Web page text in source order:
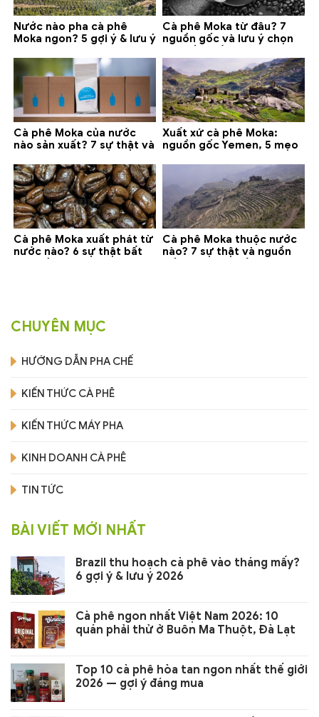
Nước nào pha cà phê
Moka ngon? 5 gợi ý & lưu ý
Cà phê Moka từ đâu? 7
nguồn gốc và lưu ý chọn
Cà phê Moka của nước
nào sản xuất? 7 sự thật và
Xuất xứ cà phê Moka:
nguồn gốc Yemen, 5 mẹo
Cà phê Moka xuất phát từ
nước nào? 6 sự thật bất
Cà phê Moka thuộc nước
nào? 7 sự thật và nguồn
CHUYÊN MỤC
HƯỚNG DẪN PHA CHẾ
KIẾN THỨC CÀ PHÊ
KIẾN THỨC MÁY PHA
KINH DOANH CÀ PHÊ
TIN TỨC
BÀI VIẾT MỚI NHẤT
Brazil thu hoạch cà phê vào tháng mấy?
6 gợi ý & lưu ý 2026
Cà phê ngon nhất Việt Nam 2026: 10
quán phải thử ở Buôn Ma Thuột, Đà Lạt
Top 10 cà phê hòa tan ngon nhất thế giới
2026 — gợi ý đáng mua